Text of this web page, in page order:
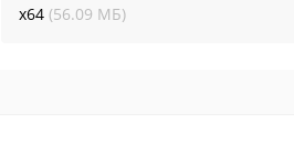
x64 (56.09 МБ)